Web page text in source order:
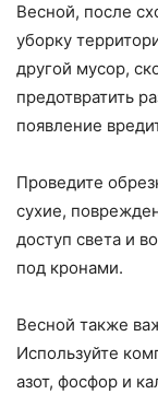
Весной, после
уборку
другой мусор,
предотвратить
появление
Проведите
сухие,
доступ света и
под кронами.
Весной также
Используйте
азот, фосфор и